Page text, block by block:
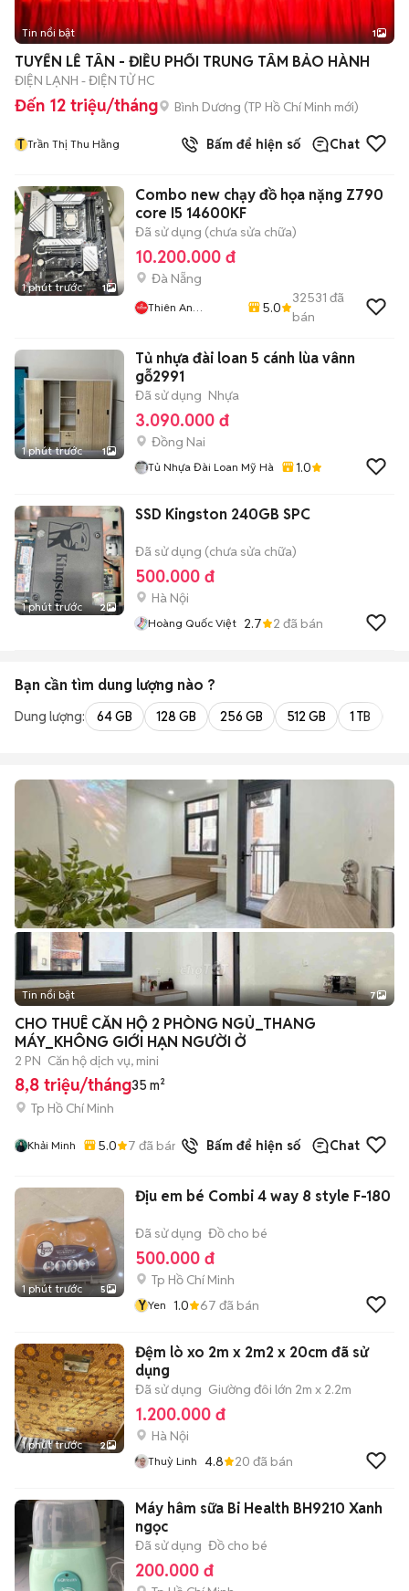
Tin nổi bật 1
TUYỂN LỄ TÂN - ĐIỀU PHỐI TRUNG TÂM BẢO HÀNH
ĐIỆN LẠNH - ĐIỆN TỬ HC
Đến 12 triệu/tháng Bình Dương (TP Hồ Chí Minh mới)
T Trần Thị Thu Hằng Bấm để hiện số Chat
1 phút trước 1
Combo new chạy đồ họa nặng Z790
core I5 14600KF
Đã sử dụng (chưa sửa chữa)
10.200.000 đ
Đà Nẵng
Thiên An
5.0
32531 đã
bán
1 phút trước 1
Tủ nhựa đài loan 5 cánh lùa vânn
gỗ2991
Đã sử dụng Nhựa
3.090.000 đ
Đồng Nai
Tủ Nhựa Đài Loan Mỹ Hà 1.0
1 phút trước 2
SSD Kingston 240GB SPC
Đã sử dụng (chưa sửa chữa)
500.000 đ
Hà Nội
Hoàng Quốc Việt 2.7 2 đã bán
Bạn cần tìm dung lượng nào ?
Dung lượng: 64 GB 128 GB 256 GB 512 GB 1 TB
+2
Tin nổi bật 7
CHO THUÊ CĂN HỘ 2 PHÒNG NGỦ_THANG
MÁY_KHÔNG GIỚI HẠN NGƯỜI Ở
2 PN Căn hộ dịch vụ, mini
8,8 triệu/tháng35 m²
Tp Hồ Chí Minh
Khải Minh 5.0 7 đã bán Bấm để hiện số Chat
1 phút trước 5
Địu em bé Combi 4 way 8 style F-180
Đã sử dụng Đồ cho bé
500.000 đ
Tp Hồ Chí Minh
YYen 1.0 67 đã bán
1 phút trước 2
Đệm lò xo 2m x 2m2 x 20cm đã sử
dụng
Đã sử dụng Giường đôi lớn 2m x 2.2m
1.200.000 đ
Hà Nội
Thuỳ Linh 4.8 20 đã bán
Máy hâm sữa Bi Health BH9210 Xanh
ngọc
Đã sử dụng Đồ cho bé
200.000 đ